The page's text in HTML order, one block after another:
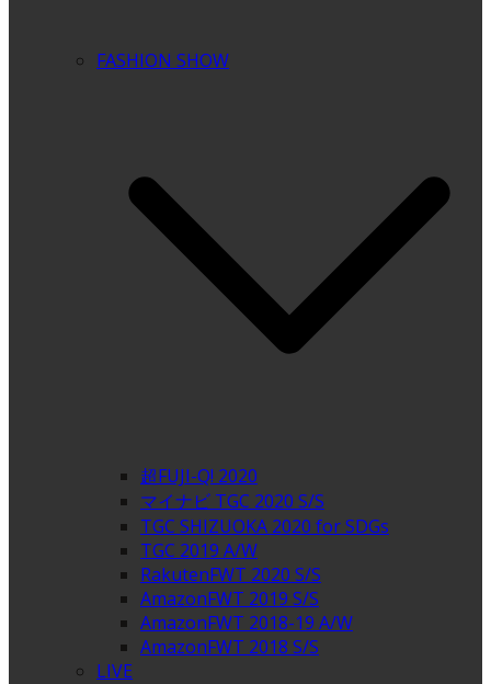
FASHION SHOW
超FUJI-Q! 2020
マイナビ TGC 2020 S/S
TGC SHIZUOKA 2020 for SDGs
TGC 2019 A/W
RakutenFWT 2020 S/S
AmazonFWT 2019 S/S
AmazonFWT 2018-19 A/W
AmazonFWT 2018 S/S
LIVE